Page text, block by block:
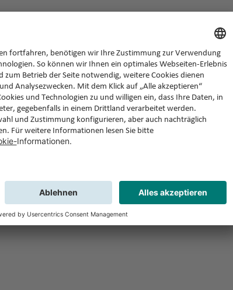
Sie haben Fragen,
Buchung?